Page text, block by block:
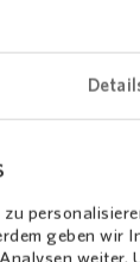
geben wir
- Außen
entstand
verbunden
in Westerfilde